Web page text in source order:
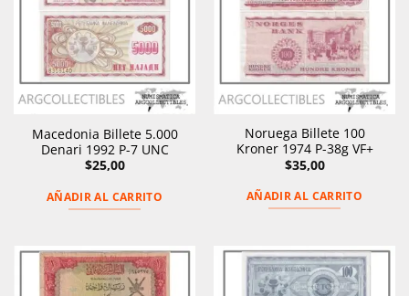
Macedonia Billete 5.000
Denari 1992 P-7 UNC
$25,00
AÑADIR AL CARRITO
Noruega Billete 100
Kroner 1974 P-38g VF+
$35,00
AÑADIR AL CARRITO